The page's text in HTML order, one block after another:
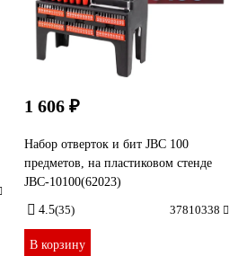
1 606 ₽
Набор отверток и бит JBC 100
предметов, на пластиковом стенде
JBC-10100(62023)
4.5(35) 37810338
В корзину